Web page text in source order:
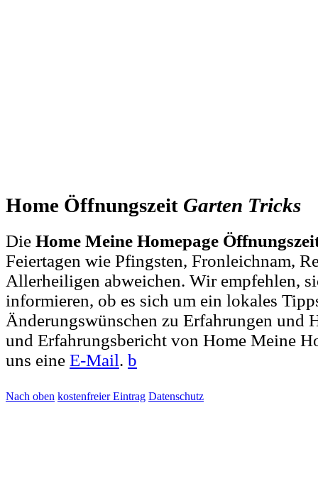
Home Öffnungszeit Garten Tricks
Die Home Meine Homepage
Feiertagen wie Pfingsten, Fronleichnam,
Allerheiligen abweichen. Wir empfehlen,
informieren, ob es sich um ein lokales
Änderungswünschen zu Erfahrungen und
und Erfahrungsbericht von Home Meine
uns eine E-Mail. b
Nach oben kostenfreier Eintrag Datenschutz